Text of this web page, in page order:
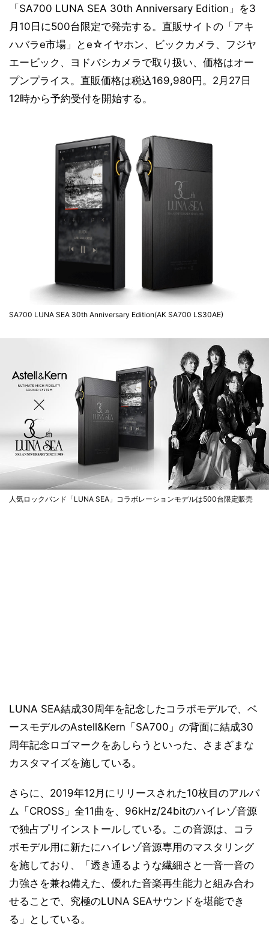
「SA700 LUNA SEA 30th Anniversary Edition」を3
月10日に500台限定で発売する。直販サイトの「アキ
ハバラe市場」とe☆イヤホン、ビックカメラ、フジヤ
エービック、ヨドバシカメラで取り扱い、価格はオー
プンプライス。直販価格は税込169,980円。2月27日
12時から予約受付を開始する。
SA700 LUNA SEA 30th Anniversary Edition(AK SA700 LS30AE)
人気ロックバンド「LUNA SEA」コラボレーションモデルは500台限定販売
LUNA SEA結成30周年を記念したコラボモデルで、ベ
ースモデルのAstell&Kern「SA700」の背面に結成30
周年記念ロゴマークをあしらうといった、さまざまな
カスタマイズを施している。
さらに、2019年12月にリリースされた10枚目のアルバ
ム「CROSS」全11曲を、96kHz/24bitのハイレゾ音源
で独占プリインストールしている。この音源は、コラ
ボモデル用に新たにハイレゾ音源専用のマスタリング
を施しており、「透き通るような繊細さと一音一音の
力強さを兼ね備えた、優れた音楽再生能力と組み合わ
せることで、究極のLUNA SEAサウンドを堪能でき
る」としている。